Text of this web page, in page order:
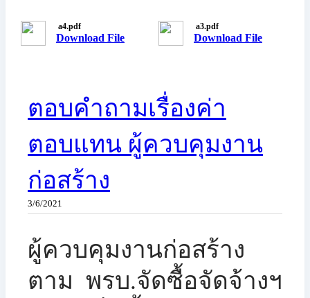
a4.pdf
Download File
a3.pdf
Download File
ตอบคำถามเรื่องค่า
ตอบแทน ผู้ควบคุมงาน
ก่อสร้าง
3/6/2021
ผู้ควบคุมงานก่อสร้าง
ตาม พรบ.จัดซื้อจัดจ้างฯ